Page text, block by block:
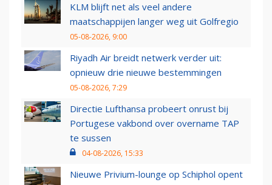
KLM blijft net als veel andere
maatschappijen langer weg uit Golfregio
05-08-2026, 9:00
Riyadh Air breidt netwerk verder uit:
opnieuw drie nieuwe bestemmingen
05-08-2026, 7:29
Directie Lufthansa probeert onrust bij
Portugese vakbond over overname TAP
te sussen
04-08-2026, 15:33
Nieuwe Privium-lounge op Schiphol opent